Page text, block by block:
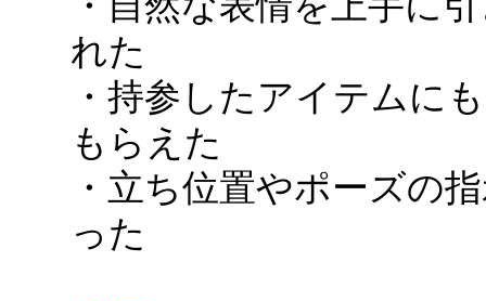
れた
・持参したアイテムに
もらえた
・立ち位置やポーズの
った